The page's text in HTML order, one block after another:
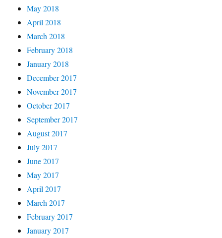
May 2018
April 2018
March 2018
February 2018
January 2018
December 2017
November 2017
October 2017
September 2017
August 2017
July 2017
June 2017
May 2017
April 2017
March 2017
February 2017
January 2017